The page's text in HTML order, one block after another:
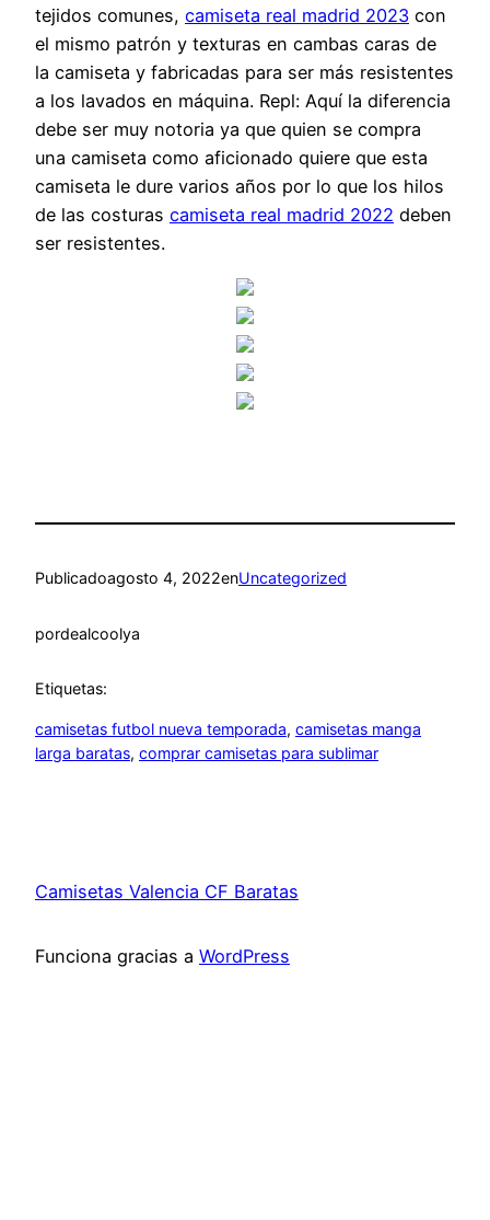
tejidos comunes, camiseta real madrid 2023 con
el mismo patrón y texturas en cambas caras de
la camiseta y fabricadas para ser más resistentes
a los lavados en máquina. Repl: Aquí la diferencia
debe ser muy notoria ya que quien se compra
una camiseta como aficionado quiere que esta
camiseta le dure varios años por lo que los hilos
de las costuras camiseta real madrid 2022 deben
ser resistentes.
Publicadoagosto 4, 2022enUncategorized
pordealcoolya
Etiquetas:
camisetas futbol nueva temporada, camisetas manga
larga baratas, comprar camisetas para sublimar
Camisetas Valencia CF Baratas
Funciona gracias a WordPress